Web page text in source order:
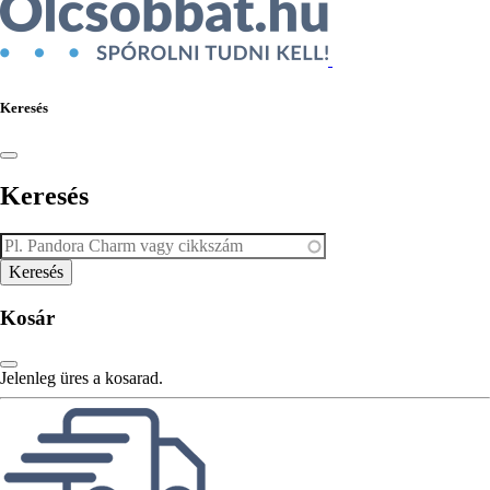
Keresés
Keresés
Kosár
Jelenleg üres a kosarad.